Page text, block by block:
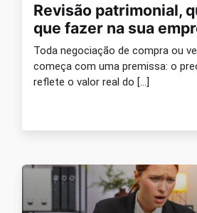
Revisão patrimonial,
que fazer na sua
Toda negociação de compra ou
começa com uma premissa: o
reflete o valor real do […]